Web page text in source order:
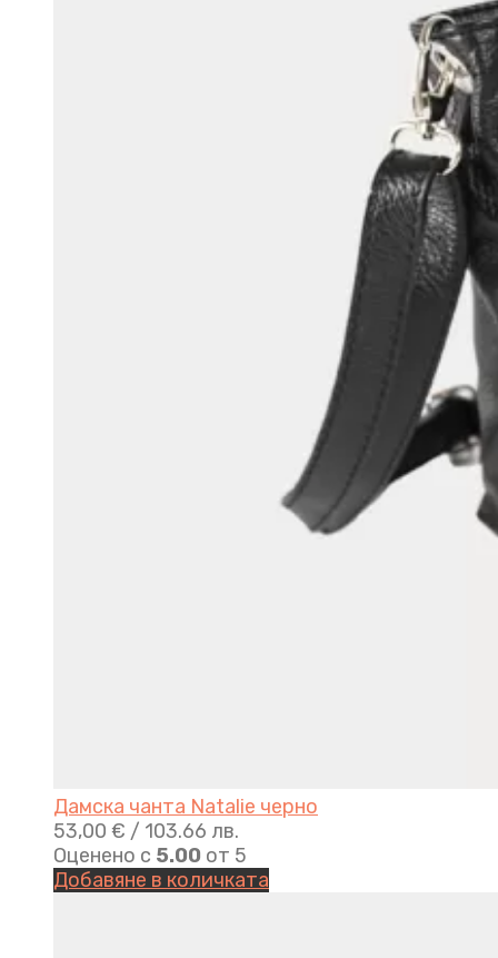
Дамска чанта Natalie черно
53,00 € / 103.66 лв.
Оценено с 5.00 от 5
Добавяне в количката